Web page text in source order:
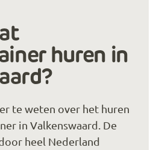
huren in
te weten over het huren
in Valkenswaard. De
heel Nederland